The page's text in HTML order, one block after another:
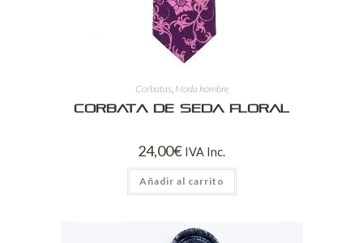
Corbatas, Moda hombre
Corbata de Seda Floral
24,00€ IVA Inc.
Añadir al carrito